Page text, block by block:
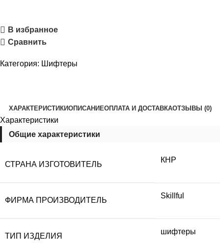
В избранное
Сравнить
Категория: Шифтеры
ХАРАКТЕРИСТИКИОПИСАНИЕОПЛАТА И ДОСТАВКАОТЗЫВЫ (0)
Характеристики
Общие характеристики
СТРАНА ИЗГОТОВИТЕЛЬ
КНР
ФИРМА ПРОИЗВОДИТЕЛЬ
Skillful
ТИП ИЗДЕЛИЯ
шифтеры